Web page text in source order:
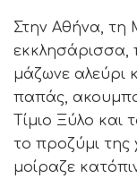
Στην Αθήνα, τη
εκκλησάρισσα,
μάζωνε αλεύρι
παπάς,
Τίμιο Ξύλο και
το προζύμι της
μοίραζε